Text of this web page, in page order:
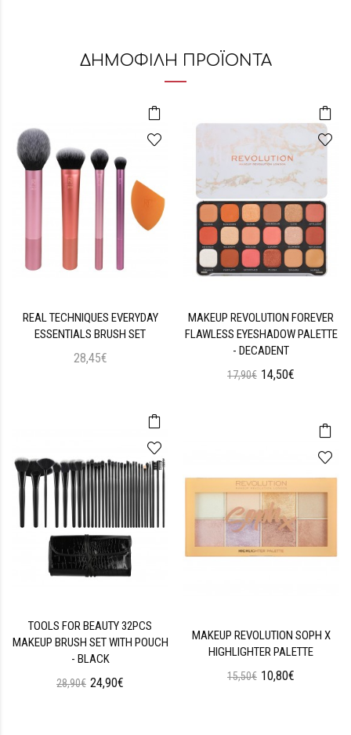
ΔΗΜΟΦΙΛΗ ΠΡΟΪΟΝΤΑ
REAL TECHNIQUES EVERYDAY
ESSENTIALS BRUSH SET
28,45€
TOOLS FOR BEAUTY 32PCS
MAKEUP BRUSH SET WITH POUCH
- BLACK
28,90€ 24,90€
MAKEUP REVOLUTION FOREVER
FLAWLESS EYESHADOW PALETTE
- DECADENT
17,90€ 14,50€
MAKEUP REVOLUTION SOPH X
HIGHLIGHTER PALETTE
15,50€ 10,80€